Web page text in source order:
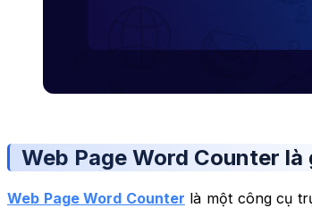
Web Page Word Counter là
Web Page Word Counter là một công cụ